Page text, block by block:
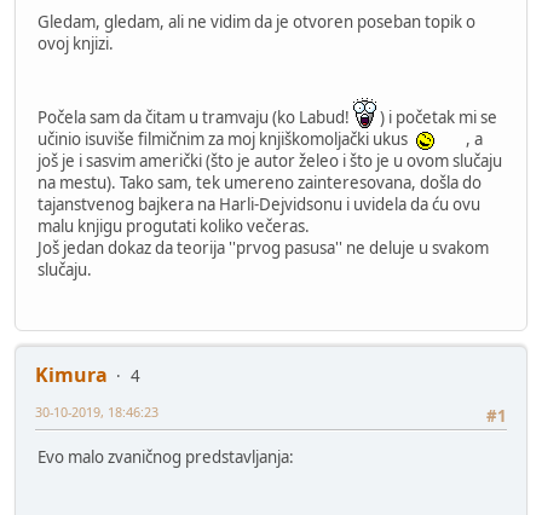
Gledam, gledam, ali ne vidim da je otvoren poseban topik o
ovoj knjizi.
Počela sam da čitam u tramvaju (ko Labud!
) i početak mi se
učinio isuviše filmičnim za moj knjiškomoljački ukus
, a
još je i sasvim američki (što je autor želeo i što je u ovom slučaju
na mestu). Tako sam, tek umereno zainteresovana, došla do
tajanstvenog bajkera na Harli-Dejvidsonu i uvidela da ću ovu
malu knjigu progutati koliko večeras.
Još jedan dokaz da teorija ''prvog pasusa'' ne deluje u svakom
slučaju.
Kimura
4
#1
30-10-2019, 18:46:23
Evo malo zvaničnog predstavljanja: